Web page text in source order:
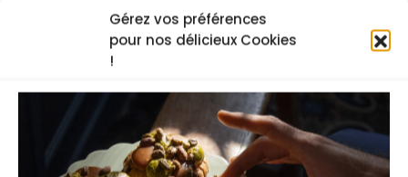
Gérez vos préférences
pour nos délicieux Cookies
!
Je regarde la recette vidéo
Les cours en ligne du chef